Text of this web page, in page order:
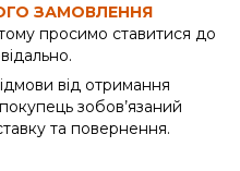
ЗАМОВЛЕННЯ
просимо ставитися до
від отримання
зобов’язаний
та повернення.